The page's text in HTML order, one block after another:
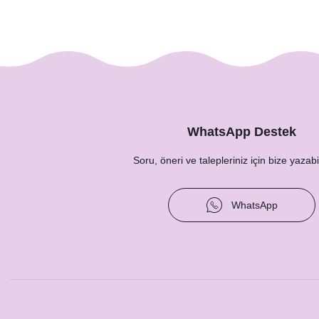
13,50 TL
WhatsApp Destek
Soru, öneri ve talepleriniz için bize
WhatsApp